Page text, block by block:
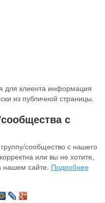
для клиента информация
из публичной страницы.
с
сообщество с нашего
или вы не хотите,
нашем сайте. Подробнее